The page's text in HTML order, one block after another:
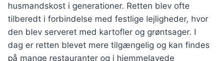
husmandskost i generationer. Retten blev ofte
tilberedt i forbindelse med festlige lejligheder, hvor
den blev serveret med kartofler og grøntsager. I
dag er retten blevet mere tilgængelig og kan findes
på mange restauranter og i hjemmelavede